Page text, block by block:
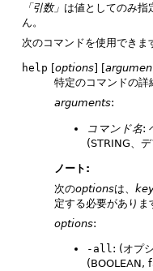
「引数」 は値としてのみ
ん。
次のコマンドを使用できま
help [options] [
特定のコマンドの詳
arguments:
コマンド名:
(STRING、
ノート:
次のoptionsは、
定する必要がありま
options:
-all: (オプ
(BOOLEAN,